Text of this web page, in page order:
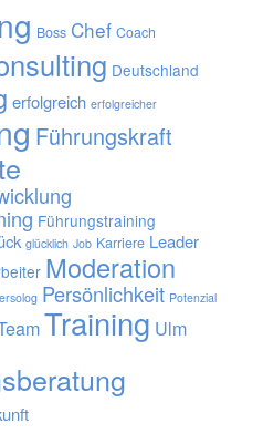
Boss Chef Coach
Deutschland
erfolgreich erfolgreicher
Führungskraft
Führungstraining
glücklich Job Karriere Leader
Moderation
Persönlichkeit Potenzial
Training Ulm